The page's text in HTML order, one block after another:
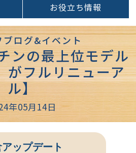
お役立ち情報
ブログ&イベント
ンの最上位モデル
がフルリニューア
ル】
年05月14日
ップデート